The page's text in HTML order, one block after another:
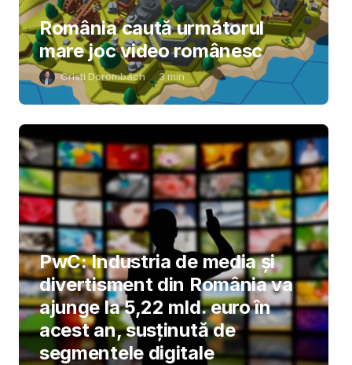
România caută următorul
mare joc video românesc
Cristi Dorombach 3min
PwC: Industria de media și
divertisment din România va
ajunge la 5,22 mld. euro în
acest an, susținută de
segmentele digitale